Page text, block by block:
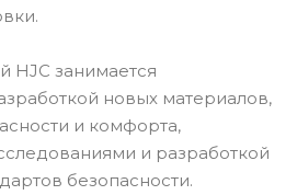
HJC занимается
новых материалов,
и комфорта,
и разработкой
безопасности.